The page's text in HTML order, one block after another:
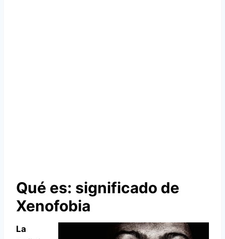
Qué es: significado de
Xenofobia
La